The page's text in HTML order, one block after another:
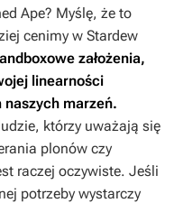
Ape? Myślę, że to
cenimy w Stardew
założenia,
linearności
naszych marzeń.
którzy uważają się
plonów czy
raczej oczywiste. Jeśli
potrzeby wystarczy